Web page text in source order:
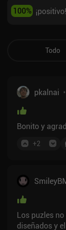
100% ¡positivo!
Todo
pkalnai •
Bonito y
+2
Los puzles
diseñados y